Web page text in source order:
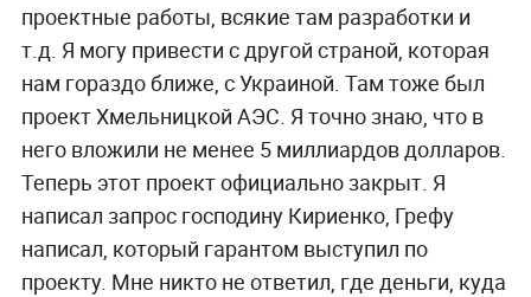
проектные работы, всякие там разработки и
т.д. Я могу привести с другой страной, которая
нам гораздо ближе, с Украиной. Там тоже был
проект Хмельницкой АЭС. Я точно знаю, что в
него вложили не менее 5 миллиардов долларов.
Теперь этот проект официально закрыт. Я
написал запрос господину Кириенко, Грефу
написал, который гарантом выступил по
проекту. Мне никто не ответил, где деньги, куда